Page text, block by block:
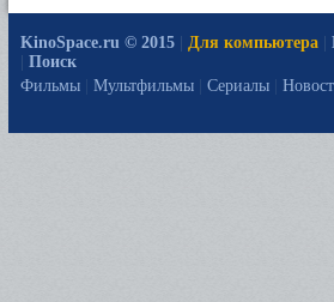
KinoSpace.ru © 2015 Для компьютера
Поиск
Фильмы
Мультфильмы Сериалы